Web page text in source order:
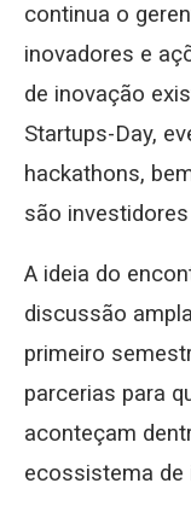
continua o
inovadores e
de inovação
Startups-Day,
hackathons,
são
A ideia do
discussão
primeiro
parcerias para
aconteçam
ecossistema de